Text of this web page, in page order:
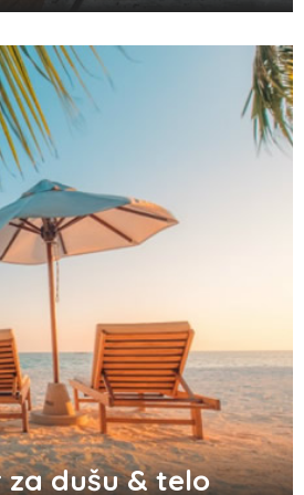
odlažemo bitne stvari i kako da
saveti za brže začeće bebe
Audio i video konektori - šta su i koje
postoje
3 tradicionalna grčka jela koja
probati
dušu & telo